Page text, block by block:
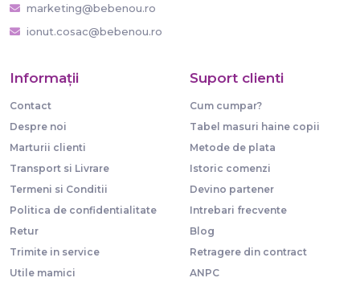
marketing@bebenou.ro
ionut.cosac@bebenou.ro
Informaţii
Contact
Despre noi
Marturii clienti
Transport si Livrare
Termeni si Conditii
Politica de confidentialitate
Retur
Trimite in service
Utile mamici
Suport clienti
Cum cumpar?
Tabel masuri haine copii
Metode de plata
Istoric comenzi
Devino partener
Intrebari frecvente
Blog
Retragere din contract
ANPC